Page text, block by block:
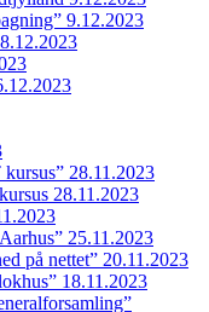
9.12.2023
28.11.2023
28.11.2023
25.11.2023
på nettet” 20.11.2023
18.11.2023